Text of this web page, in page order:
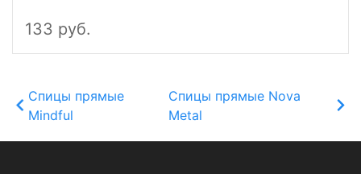
133 руб.
Спицы прямые
Mindful
Спицы прямые Nova
Metal